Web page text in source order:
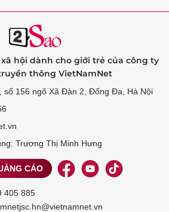
hội dành cho giới trẻ của công ty
thông VietNamNet
số 156 ngõ Xã Đàn 2, Đống Đa, Hà Nội
Trương Thị Minh Hưng
CÁO
405 885